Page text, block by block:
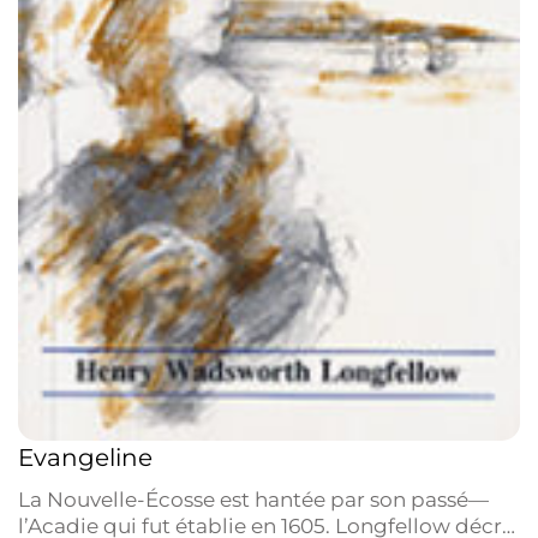
Evangeline
La Nouvelle-Écosse est hantée par son passé—
l’Acadie qui fut établie en 1605. Longfellow décrit